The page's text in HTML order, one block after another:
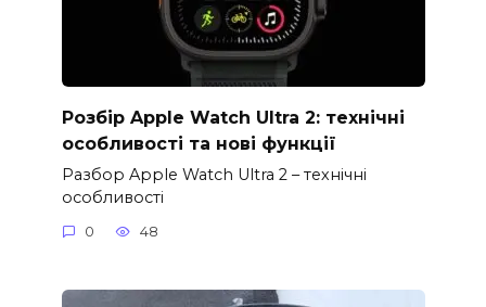
Розбір Apple Watch Ultra 2: технічні
особливості та нові функції
Разбор Apple Watch Ultra 2 – технічні
особливості
0 48